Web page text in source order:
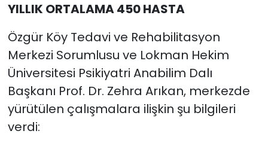
YILLIK ORTALAMA 450 HASTA
Özgür Köy Tedavi ve Rehabilitasyon
Merkezi Sorumlusu ve Lokman Hekim
Üniversitesi Psikiyatri Anabilim Dalı
Başkanı Prof. Dr. Zehra Arıkan, merkezde
yürütülen çalışmalara ilişkin şu bilgileri
verdi: